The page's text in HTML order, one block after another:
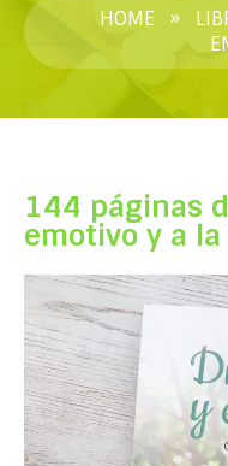
HOME »
144 páginas
emotivo y a